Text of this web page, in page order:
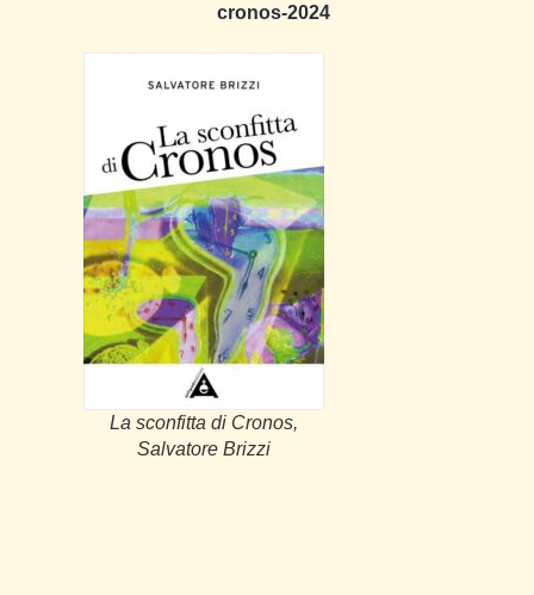
cronos-2024
La sconfitta di Cronos,
Salvatore Brizzi